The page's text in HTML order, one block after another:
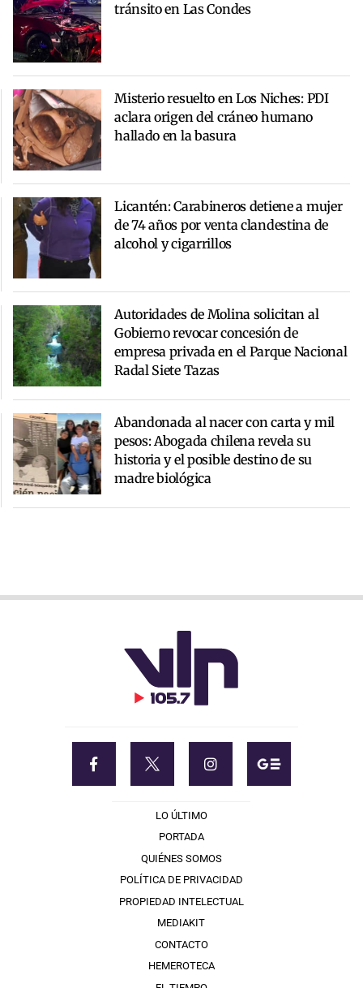
tránsito en Las Condes
Misterio resuelto en Los Niches: PDI
aclara origen del cráneo humano
hallado en la basura
Licantén: Carabineros detiene a mujer
de 74 años por venta clandestina de
alcohol y cigarrillos
Autoridades de Molina solicitan al
Gobierno revocar concesión de
empresa privada en el Parque Nacional
Radal Siete Tazas
Abandonada al nacer con carta y mil
pesos: Abogada chilena revela su
historia y el posible destino de su
madre biológica
LO ÚLTIMO
PORTADA
QUIÉNES SOMOS
POLÍTICA DE PRIVACIDAD
PROPIEDAD INTELECTUAL
MEDIAKIT
CONTACTO
HEMEROTECA